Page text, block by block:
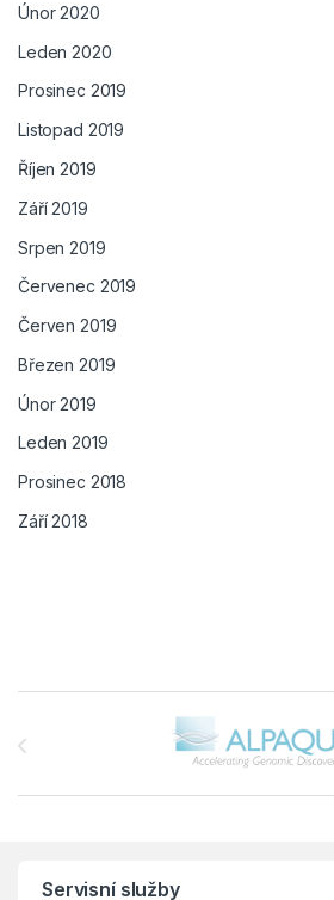
Únor 2020
Leden 2020
Prosinec 2019
Listopad 2019
Říjen 2019
Září 2019
Srpen 2019
Červenec 2019
Červen 2019
Březen 2019
Únor 2019
Leden 2019
Prosinec 2018
Září 2018
Brands Carousel
Servisní služby